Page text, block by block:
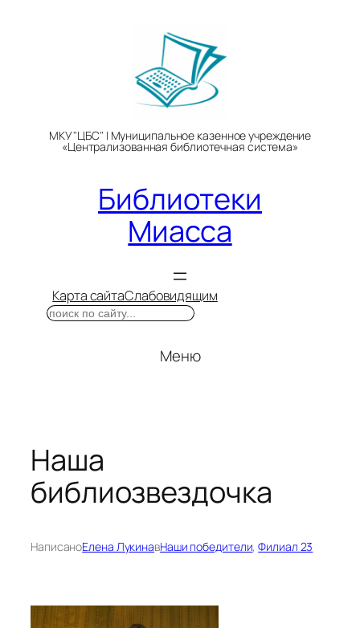
МКУ "ЦБС" | Муниципальное казенное учреждение
«Централизованная библиотечная система»
Библиотеки
Миасса
Карта сайтаСлабовидящим
Поиск
Меню
Наша
библиозвездочка
НаписаноЕлена ЛукинавНаши победители, Филиал 23